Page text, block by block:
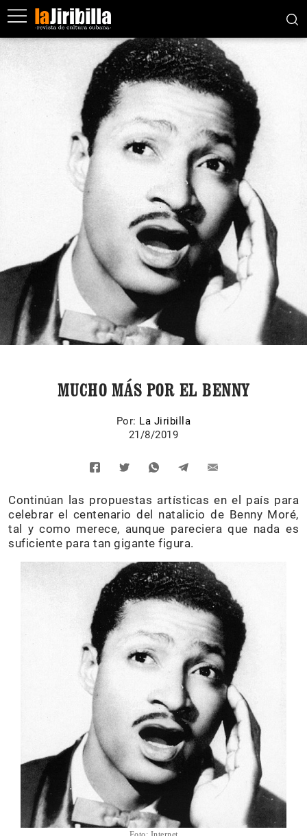
MUCHO MÁS POR EL BENNY
Por: La Jiribilla
21/8/2019
Continúan las propuestas artísticas en el país para
celebrar el centenario del natalicio de Benny Moré,
tal y como merece, aunque pareciera que nada es
suficiente para tan gigante figura.